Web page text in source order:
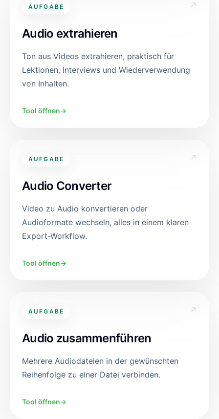
AUFGABE ↗
Audio extrahieren
Ton aus Videos extrahieren, praktisch für
Lektionen, Interviews und Wiederverwendung
von Inhalten.
Tool öffnen→
AUFGABE ↗
Audio Converter
Video zu Audio konvertieren oder
Audioformate wechseln, alles in einem klaren
Export-Workflow.
Tool öffnen→
AUFGABE ↗
Audio zusammenführen
Mehrere Audiodateien in der gewünschten
Reihenfolge zu einer Datei verbinden.
Tool öffnen→